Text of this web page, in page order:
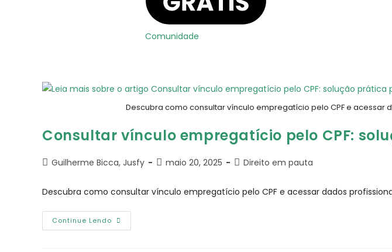
Comunidade
Descubra como consultar vínculo empregatício pelo CPF e
Consultar vínculo empregatício pelo CPF:
Guilherme Bicca, Jusfy maio 20, 2025 Direito em pauta
Descubra como consultar vínculo empregatício pelo CPF e acessar dados
Continue Lendo